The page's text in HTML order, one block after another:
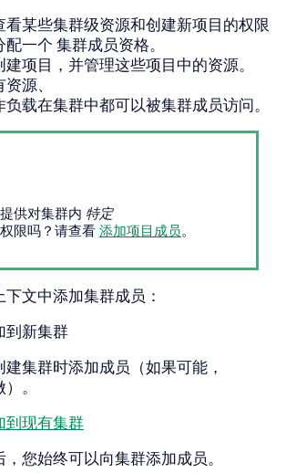
看某些集群级资源和创建新项目的权限
配一个 集群成员资格。
项目，并管理这些项目中的资源。
源、
载在集群中都可以被集群成员访问。
供对集群内 特定
限吗？请查看 添加项目成员。
文中添加集群成员：
到新集群
集群时添加成员（如果可能，
。
到现有集群
您始终可以向集群添加成员。